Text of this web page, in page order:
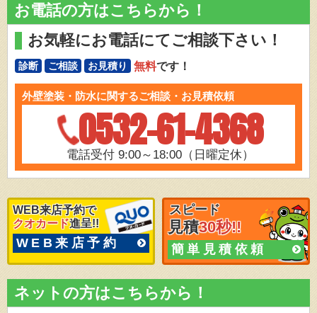
お電話の方はこちらから！
お気軽にお電話にてご相談下さい！
診断 ご相談 お見積り 無料です！
外壁塗装・防水に関するご相談・お見積依頼
0532-61-4368
電話受付 9:00～18:00（日曜定休）
WEB来店予約で
クオカード進呈!!
WEB来店予約
スピード
見積30秒!!
簡単見積依頼
ネットの方はこちらから！